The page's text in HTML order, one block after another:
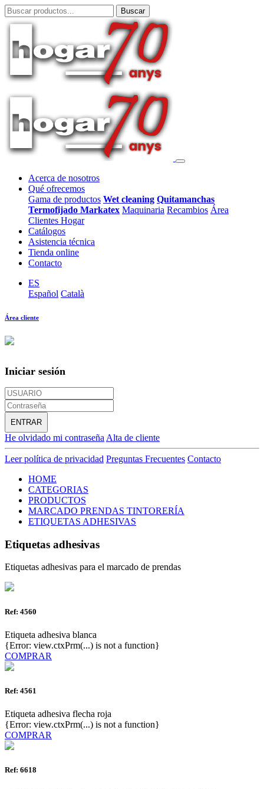
Acerca de nosotros
Qué ofrecemos
Gama de productos Wet cleaning Quitamanchas
Termofijado Markatex Maquinaria Recambios Área
Clientes Hogar
Catálogos
Asistencia técnica
Tienda online
Contacto
ES
Español Català
Área cliente
Iniciar sesión
ENTRAR
He olvidado mi contraseña Alta de cliente
Leer política de privacidad Preguntas Frecuentes Contacto
HOME
CATEGORIAS
PRODUCTOS
MARCADO PRENDAS TINTORERÍA
ETIQUETAS ADHESIVAS
Etiquetas adhesivas
Etiquetas adhesivas para el marcado de prendas
Ref: 4560
Etiqueta adhesiva blanca
{Error: view.ctxPrm(...) is not a function}
COMPRAR
Ref: 4561
Etiqueta adhesiva flecha roja
{Error: view.ctxPrm(...) is not a function}
COMPRAR
Ref: 6618